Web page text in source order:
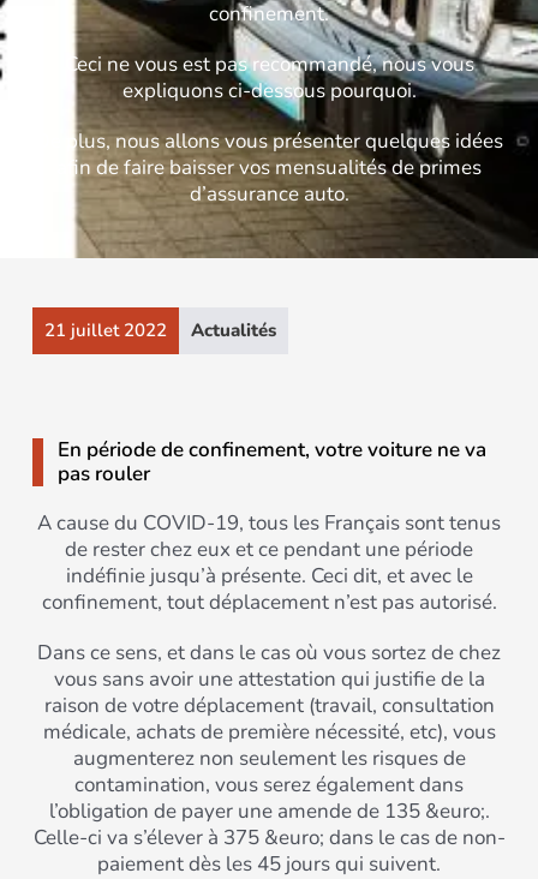
confinement.
Ceci ne vous est pas recommandé, nous vous
expliquons ci-dessous pourquoi.
De plus, nous allons vous présenter quelques idées
afin de faire baisser vos mensualités de primes
d’assurance auto.
21 juillet 2022 Actualités
En période de confinement, votre voiture ne va
pas rouler
A cause du COVID-19, tous les Français sont tenus
de rester chez eux et ce pendant une période
indéfinie jusqu’à présente. Ceci dit, et avec le
confinement, tout déplacement n’est pas autorisé.
Dans ce sens, et dans le cas où vous sortez de chez
vous sans avoir une attestation qui justifie de la
raison de votre déplacement (travail, consultation
médicale, achats de première nécessité, etc), vous
augmenterez non seulement les risques de
contamination, vous serez également dans
l’obligation de payer une amende de 135 &euro;.
Celle-ci va s’élever à 375 &euro; dans le cas de non-
paiement dès les 45 jours qui suivent.